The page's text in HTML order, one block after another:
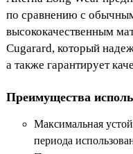
по сравнению с
высококачественным
Cugarard, который
а также гарантирует
Преимущества
Максимальная
периода